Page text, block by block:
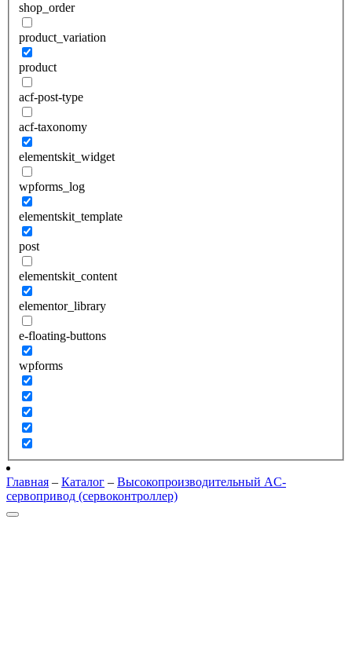
shop_order
product_variation
product
acf-post-type
acf-taxonomy
elementskit_widget
wpforms_log
elementskit_template
post
elementskit_content
elementor_library
e-floating-buttons
wpforms
Главная – Каталог – Высокопроизводительный AC-
сервопривод (сервоконтроллер)